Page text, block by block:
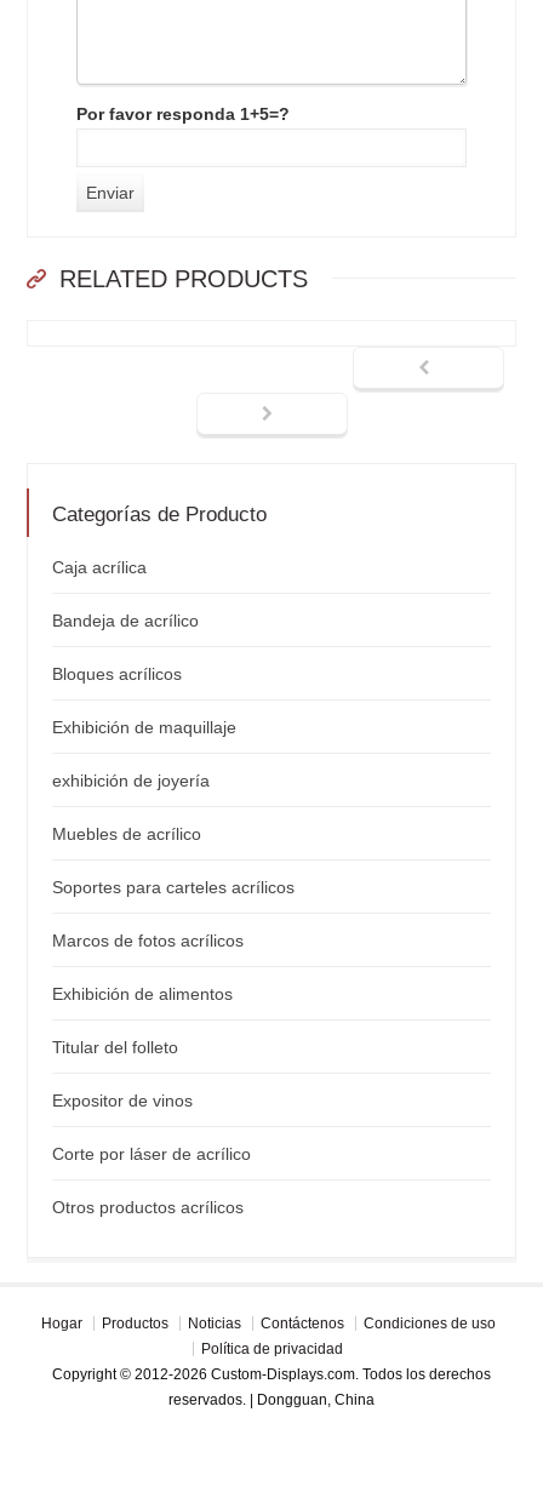
Por favor responda 1+5=?
RELATED PRODUCTS
Categorías de Producto
Caja acrílica
Bandeja de acrílico
Bloques acrílicos
Exhibición de maquillaje
exhibición de joyería
Muebles de acrílico
Soportes para carteles acrílicos
Marcos de fotos acrílicos
Exhibición de alimentos
Titular del folleto
Expositor de vinos
Corte por láser de acrílico
Otros productos acrílicos
Hogar Productos Noticias Contáctenos
Condiciones de uso
Política de privacidad
Copyright © 2012-2026 Custom-Displays.com. Todos los derechos
reservados. | Dongguan, China